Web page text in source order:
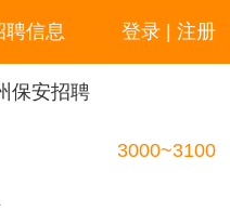
登录 | 注册
聘信息
保安招聘
3000~3100